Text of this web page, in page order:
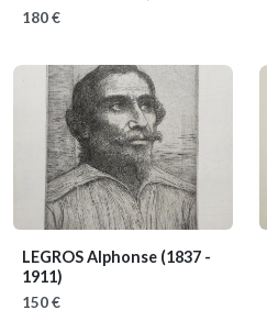
180 €
LEGROS Alphonse (1837 -
1911)
150 €